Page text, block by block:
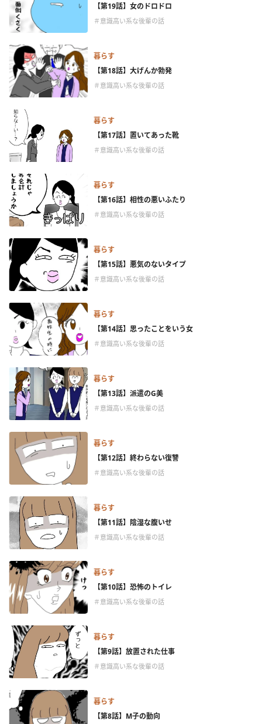
【第19話】女のドロドロ
＃意識高い系な後輩の話
暮らす
【第18話】大げんか勃発
＃意識高い系な後輩の話
暮らす
【第17話】置いてあった靴
＃意識高い系な後輩の話
暮らす
【第16話】相性の悪いふたり
＃意識高い系な後輩の話
暮らす
【第15話】悪気のないタイプ
＃意識高い系な後輩の話
暮らす
【第14話】思ったことをいう女
＃意識高い系な後輩の話
暮らす
【第13話】派遣のG美
＃意識高い系な後輩の話
暮らす
【第12話】終わらない復讐
＃意識高い系な後輩の話
暮らす
【第11話】陰湿な腹いせ
＃意識高い系な後輩の話
暮らす
【第10話】恐怖のトイレ
＃意識高い系な後輩の話
暮らす
【第9話】放置された仕事
＃意識高い系な後輩の話
暮らす
【第8話】M子の動向